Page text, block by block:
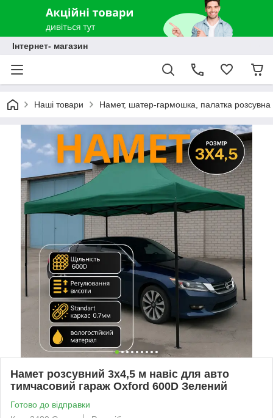
Інтернет- магазин
Наші товари Намет, шатер-гармошка, палатка розсувна
Намет розсувний 3х4,5 м навіс для авто
тимчасовий гараж Oxford 600D Зелений
Готово до відправки